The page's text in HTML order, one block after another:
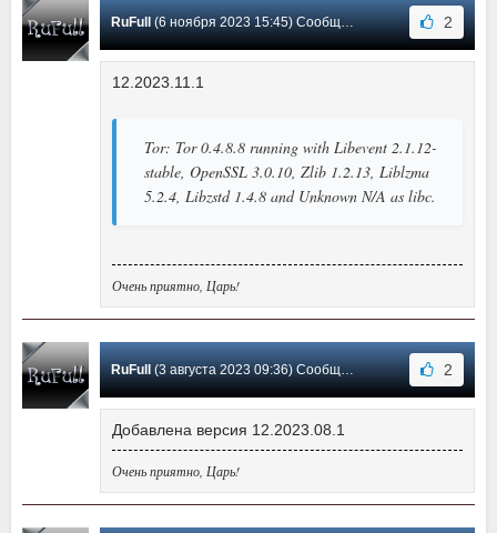
RuFull(6 ноября 2023 15:45) Сообщение #40 2
12.2023.11.1
Tor: Tor 0.4.8.8 running with Libevent 2.1.12-
stable, OpenSSL 3.0.10, Zlib 1.2.13, Liblzma
5.2.4, Libzstd 1.4.8 and Unknown N/A as libc.
Очень приятно, Царь!
RuFull(3 августа 2023 09:36) Сообщение #39 2
Добавлена версия 12.2023.08.1
Очень приятно, Царь!